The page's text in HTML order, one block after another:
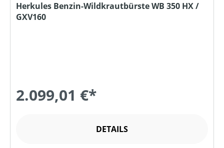
Herkules Benzin-Wildkrautbürste WB 350 HX /
GXV160
2.099,01 €*
DETAILS